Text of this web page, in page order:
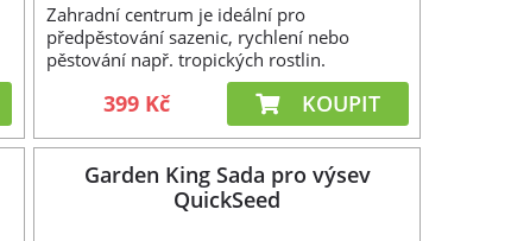
Zahradní centrum je ideální pro
předpěstování sazenic, rychlení nebo
pěstování např. tropických rostlin.
399 Kč KOUPIT
Garden King Sada pro výsev
QuickSeed